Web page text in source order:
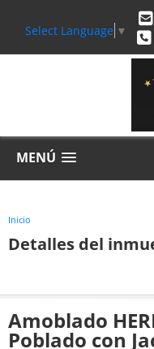
Select Language ▼
MENÚ
Inicio
Detalles del
Amoblado
Poblado con